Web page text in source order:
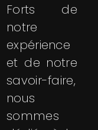
Forts de
notre
expérience
et de notre
savoir-faire,
nous
sommes